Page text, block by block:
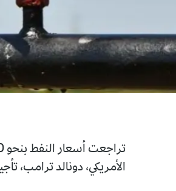
الأمريكي، دونالد ترامب،